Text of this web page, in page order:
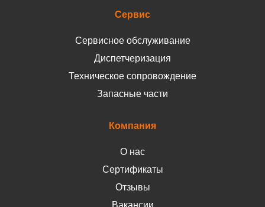
Сервис
Сервисное обслуживание
Диспетчеризация
Техническое сопровождение
Запасные части
Компания
О нас
Сертификаты
Отзывы
Вакансии